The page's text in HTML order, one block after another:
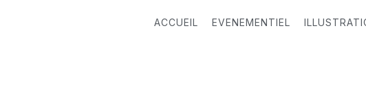
ACCUEIL EVENEMENTIEL